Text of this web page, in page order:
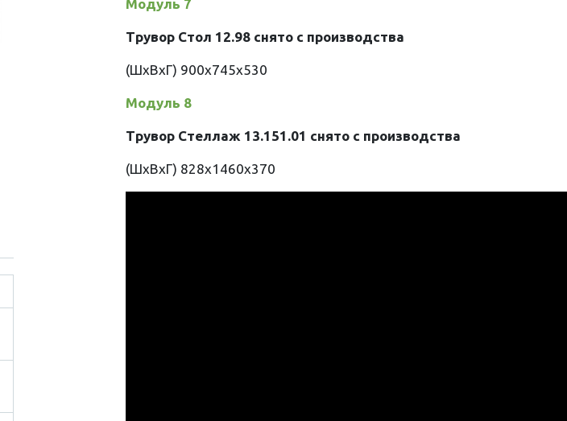
Модуль 7
Трувор Стол 12.98 снято с производства
(ШхВхГ) 900х745х530
Модуль 8
Трувор Стеллаж 13.151.01 снято с производства
(ШхВхГ) 828х1460х370